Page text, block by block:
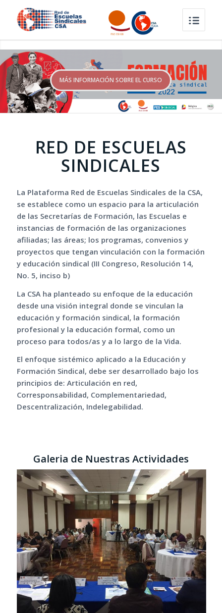
MÁS INFORMACIÓN SOBRE EL CURSO
RED DE ESCUELAS
SINDICALES
La Plataforma Red de Escuelas Sindicales de la CSA,
se establece como un espacio para la articulación
de las Secretarías de Formación, las Escuelas e
instancias de formación de las organizaciones
afiliadas; las áreas; los programas, convenios y
proyectos que tengan vinculación con la formación
y educación sindical (III Congreso, Resolución 14,
No. 5, inciso b)
La CSA ha planteado su enfoque de la educación
desde una visión integral donde se vinculan la
educación y formación sindical, la formación
profesional y la educación formal, como un
proceso para todos/as y a lo largo de la Vida.
El enfoque sistémico aplicado a la Educación y
Formación Sindical, debe ser desarrollado bajo los
principios de: Articulación en red,
Corresponsabilidad, Complementariedad,
Descentralización, Indelegabilidad.
Galeria de Nuestras Actividades